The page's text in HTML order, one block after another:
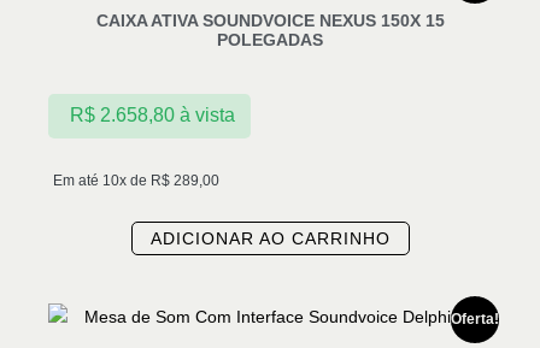
CAIXA ATIVA SOUNDVOICE NEXUS 150X 15
POLEGADAS
Em até 10x de R$ 289,00
R$2.658,80 à vista
ADICIONAR AO CARRINHO
Oferta!